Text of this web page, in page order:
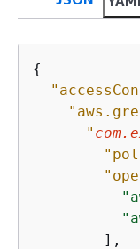
{
"
        ],